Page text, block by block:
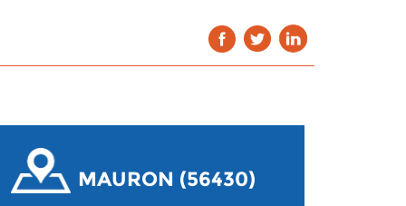
MAURON (56430)